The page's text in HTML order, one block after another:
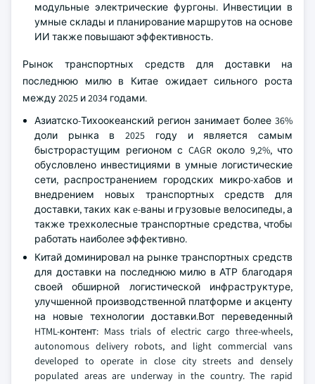
модульные электрические фургоны. Инвестиции в
умные склады и планирование маршрутов на основе
ИИ также повышают эффективность.
Рынок транспортных средств для доставки на
последнюю милю в Китае ожидает сильного роста
между 2025 и 2034 годами.
Азиатско-Тихоокеанский регион занимает более 36%
доли рынка в 2025 году и является самым
быстрорастущим регионом с CAGR около 9,2%, что
обусловлено инвестициями в умные логистические
сети, распространением городских микро-хабов и
внедрением новых транспортных средств для
доставки, таких как e-ваны и грузовые велосипеды, а
также трехколесные транспортные средства, чтобы
работать наиболее эффективно.
Китай доминировал на рынке транспортных средств
для доставки на последнюю милю в АТР благодаря
своей обширной логистической инфраструктуре,
улучшенной производственной платформе и акценту
на новые технологии доставки.Вот переведенный
HTML-контент: Mass trials of electric cargo three-wheels,
autonomous delivery robots, and light commercial vans
developed to operate in close city streets and densely
populated areas are underway in the country. The rapid